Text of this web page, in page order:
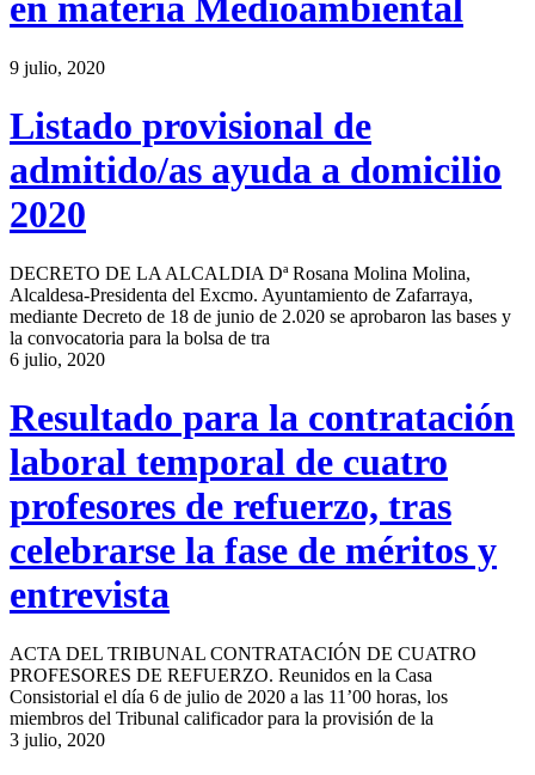
en materia Medioambiental
9 julio, 2020
Listado provisional de
admitido/as ayuda a domicilio
2020
DECRETO DE LA ALCALDIA Dª Rosana Molina Molina,
Alcaldesa-Presidenta del Excmo. Ayuntamiento de Zafarraya,
mediante Decreto de 18 de junio de 2.020 se aprobaron las bases y
la convocatoria para la bolsa de tra
6 julio, 2020
Resultado para la contratación
laboral temporal de cuatro
profesores de refuerzo, tras
celebrarse la fase de méritos y
entrevista
ACTA DEL TRIBUNAL CONTRATACIÓN DE CUATRO
PROFESORES DE REFUERZO. Reunidos en la Casa
Consistorial el día 6 de julio de 2020 a las 11’00 horas, los
miembros del Tribunal calificador para la provisión de la
3 julio, 2020